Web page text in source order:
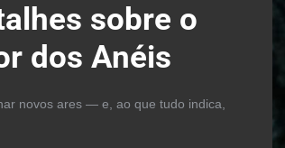
sobre o
dos Anéis
novos ares — e, ao que tudo indica,